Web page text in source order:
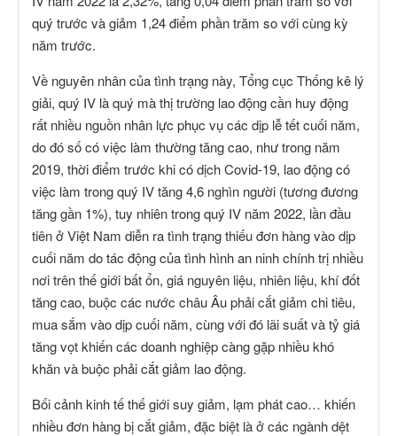
quý trước và giảm 1,24 điểm phần trăm so với cùng kỳ
năm trước.
Về nguyên nhân của tình trạng này, Tổng cục Thống kê lý
giải, quý IV là quý mà thị trường lao động cần huy động
rất nhiều nguồn nhân lực phục vụ các dịp lễ tết cuối năm,
do đó số có việc làm thường tăng cao, như trong năm
2019, thời điểm trước khi có dịch Covid-19, lao động có
việc làm trong quý IV tăng 4,6 nghìn người (tương đương
tăng gần 1%), tuy nhiên trong quý IV năm 2022, lần đầu
tiên ở Việt Nam diễn ra tình trạng thiếu đơn hàng vào dịp
cuối năm do tác động của tình hình an ninh chính trị nhiều
nơi trên thế giới bất ổn, giá nguyên liệu, nhiên liệu, khí đốt
tăng cao, buộc các nước châu Âu phải cắt giảm chi tiêu,
mua sắm vào dịp cuối năm, cùng với đó lãi suất và tỷ giá
tăng vọt khiến các doanh nghiệp càng gặp nhiều khó
khăn và buộc phải cắt giảm lao động.
Bối cảnh kinh tế thế giới suy giảm, lạm phát cao… khiến
nhiều đơn hàng bị cắt giảm, đặc biệt là ở các ngành dệt